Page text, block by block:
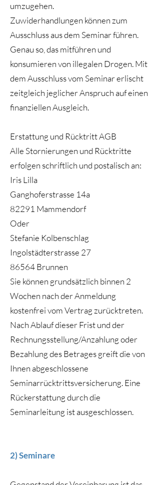
umzugehen.
Zuwiderhandlungen können zum
Ausschluss aus dem Seminar führen.
Genau so, das mitführen und
konsumieren von illegalen Drogen. Mit
dem Ausschluss vom Seminar erlischt
zeitgleich jeglicher Anspruch auf einen
finanziellen Ausgleich.
Erstattung und Rücktritt AGB
Alle Stornierungen und Rücktritte
erfolgen schriftlich und postalisch an:
Iris Lilla
Ganghoferstrasse 14a
82291 Mammendorf
Oder
Stefanie Kolbenschlag
Ingolstädterstrasse 27
86564 Brunnen
Sie können grundsätzlich binnen 2
Wochen nach der Anmeldung
kostenfrei vom Vertrag zurücktreten.
Nach Ablauf dieser Frist und der
Rechnungsstellung/Anzahlung oder
Bezahlung des Betrages greift die von
Ihnen abgeschlossene
Seminarrücktrittsversicherung. Eine
Rückerstattung durch die
Seminarleitung ist ausgeschlossen.
2) Seminare